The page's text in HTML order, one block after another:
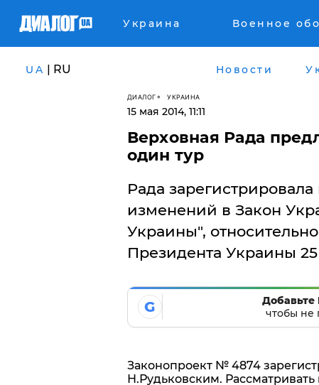
Украина Военное
UA | RU Новости
ДИАЛОГ УКРАИНА
15 мая 2014, 11:11
Верховная Рада
один тур
Рада
изменений в Закон
Украины",
Президента Украины
G
Добавьте
чтобы не
Законопроект № 4874
Н.Рудьковским.